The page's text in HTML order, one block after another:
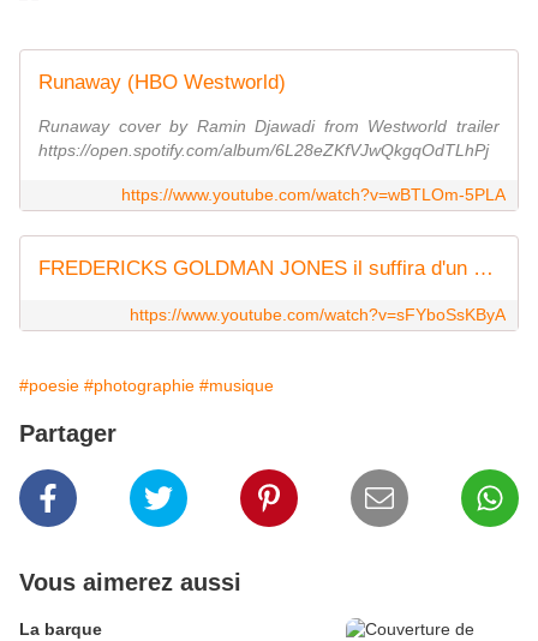
Runaway (HBO Westworld)
Runaway cover by Ramin Djawadi from Westworld trailer
https://open.spotify.com/album/6L28eZKfVJwQkgqOdTLhPj
https://www.youtube.com/watch?v=wBTLOm-5PLA
FREDERICKS GOLDMAN JONES il suffira d'un signe 1992
https://www.youtube.com/watch?v=sFYboSsKByA
#poesie #photographie #musique
Partager
Vous aimerez aussi
La barque